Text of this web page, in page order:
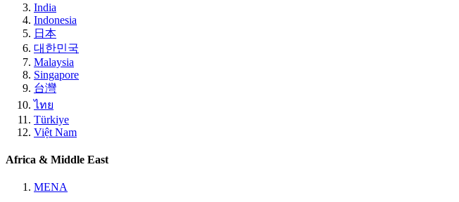
India
Indonesia
日本
대한민국
Malaysia
Singapore
台灣
ไทย
Türkiye
Việt Nam
Africa & Middle East
MENA